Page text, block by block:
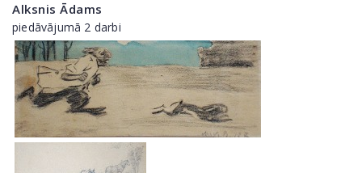
Alksnis Ādams
piedāvājumā 2 darbi